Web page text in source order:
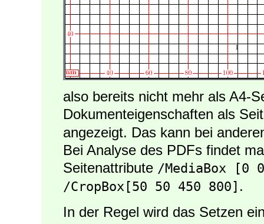
also bereits nicht mehr als A4-
Dokumenteigenschaften als
angezeigt. Das kann bei
Bei Analyse des PDFs findet
Seitenattribute /MediaBox [0
/CropBox[50 50 450 800] .
In der Regel wird das Setzen